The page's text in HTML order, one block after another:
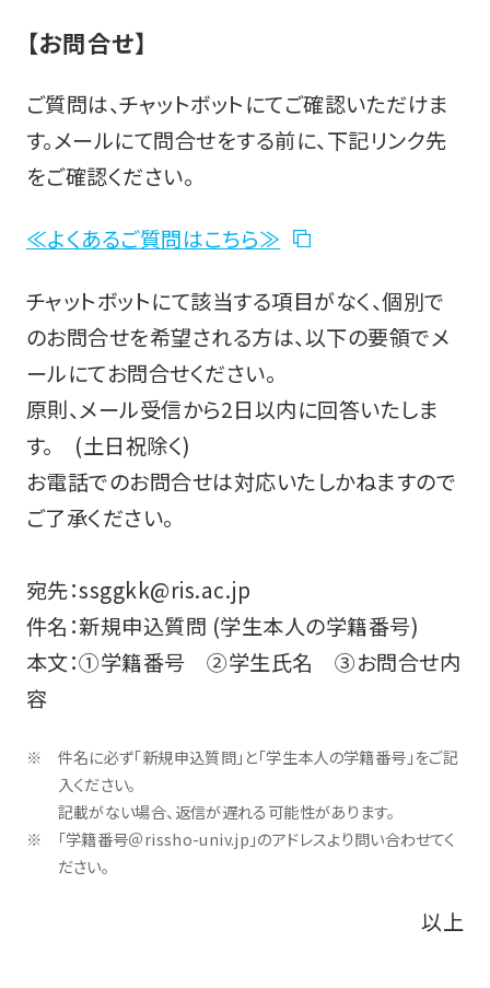
【お問合せ】
ご質問は、チャットボットにてご確認いただけま
す。メールにて問合せをする前に、下記リンク先
をご確認ください。
≪よくあるご質問はこちら≫
チャットボットにて該当する項目がなく、個別で
のお問合せを希望される方は、以下の要領でメ
ールにてお問合せください。
原則、メール受信から2日以内に回答いたしま
す。 (土日祝除く)
お電話でのお問合せは対応いたしかねますので
ご了承ください。
宛先：ssggkk@ris.ac.jp
件名：新規申込質問 (学生本人の学籍番号)
本文：①学籍番号 ②学生氏名 ③お問合せ内
容
件名に必ず「新規申込質問」と「学生本人の学籍番号」をご記
入ください。
記載がない場合、返信が遅れる可能性があります。
「学籍番号＠rissho-univ.jp」のアドレスより問い合わせてく
ださい。
以上